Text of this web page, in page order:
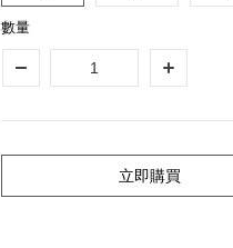
數量
立即購買